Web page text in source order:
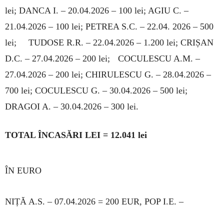
lei; DANCA I. – 20.04.2026 – 100 lei; AGIU C. –
21.04.2026 – 100 lei; PETREA S.C. – 22.04. 2026 – 500
lei; TUDOSE R.R. – 22.04.2026 – 1.200 lei; CRIȘAN
D.C. – 27.04.2026 – 200 lei; COCULESCU A.M. –
27.04.2026 – 200 lei; CHI­RULESCU G. – 28.04.2026 –
700 lei; COCU­LESCU G. – 30.04.2026 – 500 lei;
DRAGOI A. – 30.04.2026 – 300 lei.
TOTAL ÎNCASĂRI LEI = 12.041 lei
ÎN EURO
NIȚĂ A.S. – 07.04.2026 = 200 EUR, POP I.E. –